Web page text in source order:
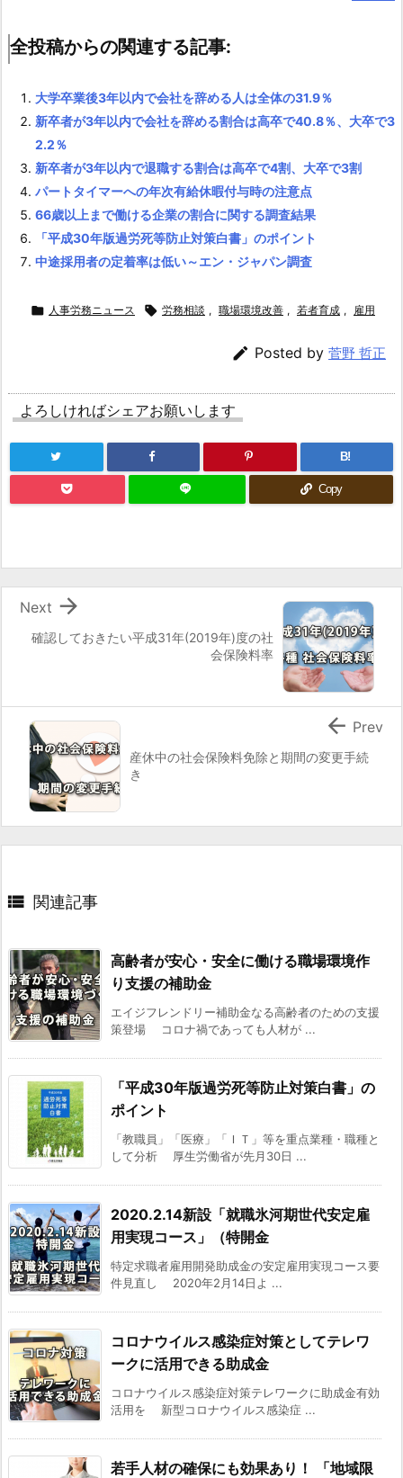
す
事:
全投稿からの関連する記事:
大学卒業後3年以内で会社を辞める人は全体の31.9％
新卒者が3年以内で会社を辞める割合は高卒で40.8％、大卒で3
2.2％
新卒者が3年以内で退職する割合は高卒で4割、大卒で3割
パートタイマーへの年次有給休暇付与時の注意点
66歳以上まで働ける企業の割合に関する調査結果
「平成30年版過労死等防止対策白書」のポイント
中途採用者の定着率は低い～エン・ジャパン調査
 人事労務ニュース  労務相談 , 職場環境改善 , 若者育成 , 雇用
 Posted by 菅野 哲正
よろしければシェアお願いします
B!
Copy
確認しておきたい平成31年(2019年)度の社
会保険料率

Next
産休中の社会保険料免除と期間の変更手続
き
 Prev
 関連記事
高齢者が安心・安全に働ける職場環境作
り支援の補助金
エイジフレンドリー補助金なる高齢者のための支援
策登場 コロナ禍であっても人材が ...
「平成30年版過労死等防止対策白書」の
ポイント
「教職員」「医療」「ＩＴ」等を重点業種・職種と
して分析 厚生労働省が先月30日 ...
2020.2.14新設「就職氷河期世代安定雇
用実現コース」（特開金
特定求職者雇用開発助成金の安定雇用実現コース要
件見直し 2020年2月14日よ ...
コロナウイルス感染症対策としてテレワ
ークに活用できる助成金
コロナウイルス感染症対策テレワークに助成金有効
活用を 新型コロナウイルス感染症 ...
若手人材の確保にも効果あり！ 「地域限